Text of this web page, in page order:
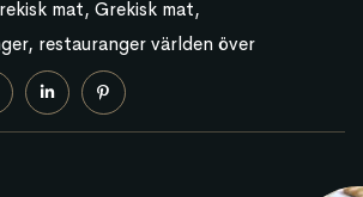
mat Grekisk mat
restauranger världen över